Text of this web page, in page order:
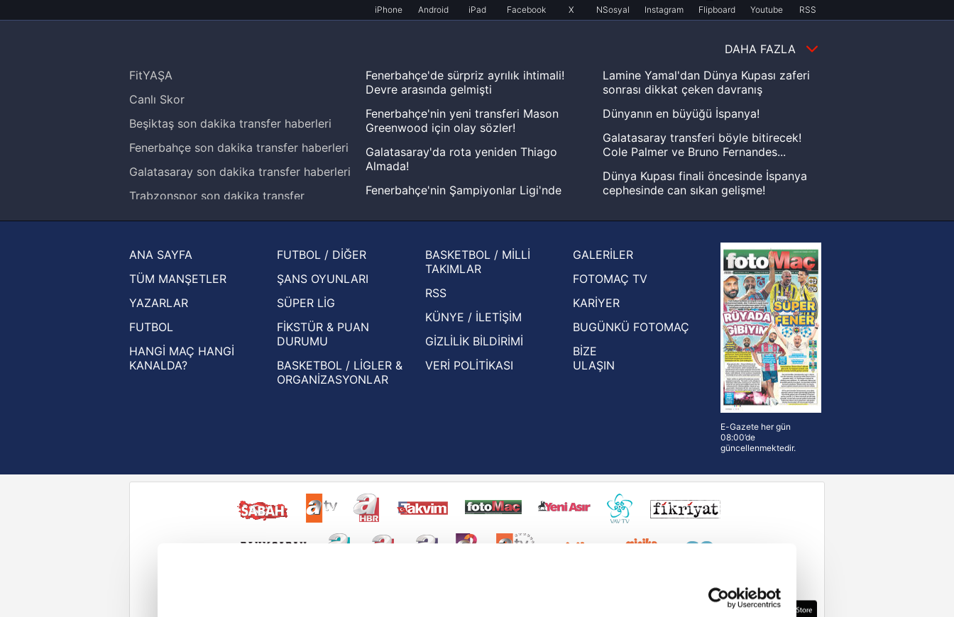
Reddet
iPhone Android iPad Facebook X NSosyal Instagram Flipboard Youtube RSS
DAHA FAZLA
FitYAŞA
Canlı Skor
Beşiktaş son dakika transfer haberleri
Fenerbahçe son dakika transfer haberleri
Galatasaray son dakika transfer haberleri
Trabzonspor son dakika transfer
Ziraat Türkiye Kupası haberleri
UEFA Şampiyonlar Ligi haberleri
UEFA Avrupa Ligi haberleri
UEFA Konferans Ligi haberleri
Fenerbahçe'de sürpriz ayrılık ihtimali!
Devre arasında gelmişti
Fenerbahçe'nin yeni transferi Mason
Greenwood için olay sözler!
Galatasaray'da rota yeniden Thiago
Almada!
Fenerbahçe'nin Şampiyonlar Ligi'nde
Zabrze'yi elerlerse...
basından gündem olan manşetler!
Beşiktaş'ın UEFA Avrupa Ligi'nde 3. Ön
Eleme Turu muhtemel rakipleri belli oldu!
Lamine Yamal'dan Dünya Kupası zaferi
sonrası dikkat çeken davranış
Dünyanın en büyüğü İspanya!
Galatasaray transferi böyle bitirecek!
Cole Palmer ve Bruno Fernandes...
Dünya Kupası finali öncesinde İspanya
cephesinde can sıkan gelişme!
Hernan Crespo, Meksika Ligi
ekiplerinden Atlas'ın yeni teknik direktörü
oldu
ANA SAYFA
TÜM MANŞETLER
YAZARLAR
FUTBOL
HANGİ MAÇ HANGİ
KANALDA?
FUTBOL / DİĞER
ŞANS OYUNLARI
SÜPER LİG
FİKSTÜR & PUAN
DURUMU
BASKETBOL / LİGLER &
ORGANİZASYONLAR
BASKETBOL / MİLLİ
TAKIMLAR
RSS
KÜNYE / İLETİŞİM
GİZLİLİK BİLDİRİMİ
VERİ POLİTİKASI
GALERİLER
FOTOMAÇ TV
KARİYER
BUGÜNKÜ FOTOMAÇ
BİZE
ULAŞIN
E-Gazete her gün
08:00’de
güncellenmektedir.